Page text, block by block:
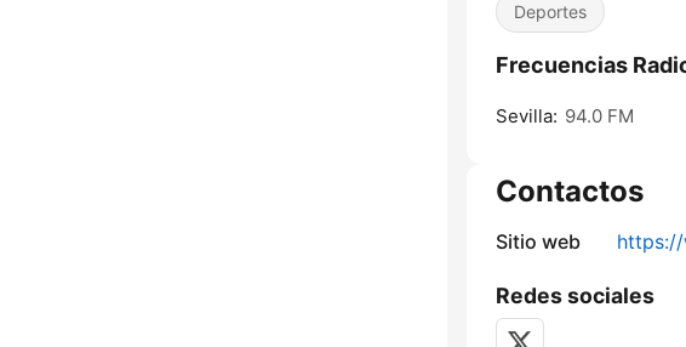
Deportes
Frecuencias
Sevilla: 94.0 FM
Contactos
Sitio web
Redes sociales